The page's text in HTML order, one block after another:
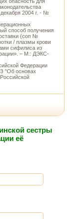
2004 г. - №
способ получения
(соп №
/ плазмы крови
сифилиса из
– М.: ДЭКС-
Федерации
"Об основах
сестры
её